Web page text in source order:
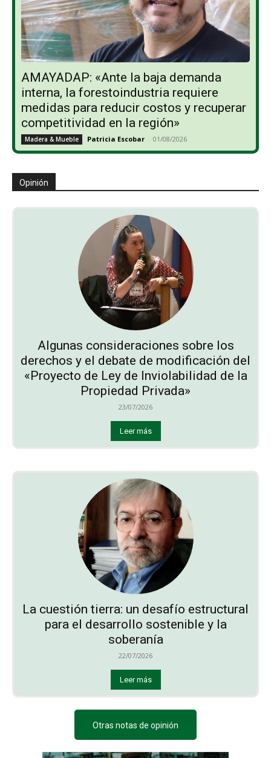
AMAYADAP: «Ante la baja demanda
interna, la forestoindustria requiere
medidas para reducir costos y recuperar
competitividad en la región»
Madera & Mueble Patricia Escobar - 01/08/2026
Opinión
Algunas consideraciones sobre los
derechos y el debate de modificación del
«Proyecto de Ley de Inviolabilidad de la
Propiedad Privada»
23/07/2026
Leer más
La cuestión tierra: un desafío estructural
para el desarrollo sostenible y la
soberanía
22/07/2026
Leer más
Otras notas de opinión